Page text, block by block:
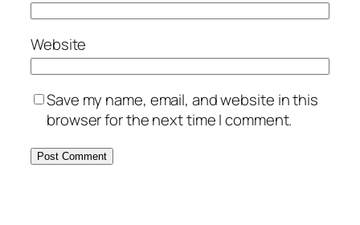
Website
Save my name, email, and website in this
browser for the next time I comment.